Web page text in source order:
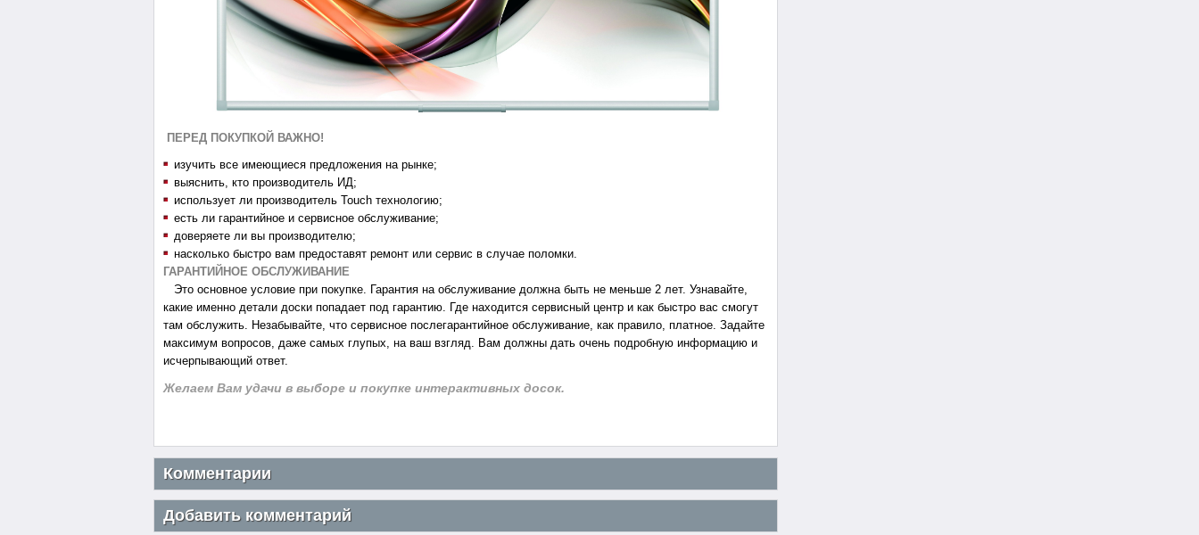
ПЕРЕД ПОКУПКОЙ ВАЖНО!
изучить все имеющиеся предложения на рынке;
выяснить, кто производитель ИД;
использует ли производитель Touch технологию;
есть ли гарантийное и сервисное обслуживание;
доверяете ли вы производителю;
насколько быстро вам предоставят ремонт или сервис в случае поломки.
ГАРАНТИЙНОЕ ОБСЛУЖИВАНИЕ
Это основное условие при покупке. Гарантия на обслуживание должна быть не меньше 2 лет. Узнавайте,
какие именно детали доски попадает под гарантию. Где находится сервисный центр и как быстро вас смогут
там обслужить. Незабывайте, что сервисное послегарантийное обслуживание, как правило, платное. Задайте
максимум вопросов, даже самых глупых, на ваш взгляд. Вам должны дать очень подробную информацию и
исчерпывающий ответ.
Желаем Вам удачи в выборе и покупке интерактивных досок.
Комментарии
Добавить комментарий